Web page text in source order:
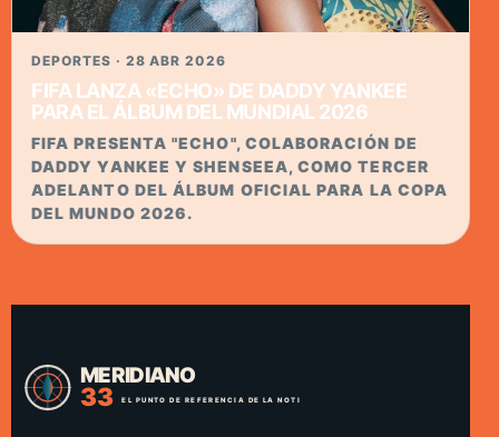
DEPORTES · 28 ABR 2026
FIFA LANZA «ECHO» DE DADDY YANKEE
PARA EL ÁLBUM DEL MUNDIAL 2026
FIFA PRESENTA "ECHO", COLABORACIÓN DE
DADDY YANKEE Y SHENSEEA, COMO TERCER
ADELANTO DEL ÁLBUM OFICIAL PARA LA COPA
DEL MUNDO 2026.